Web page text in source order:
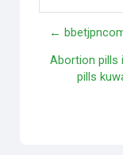
←
Abortion pills
pills